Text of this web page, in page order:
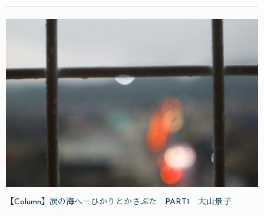
【Column】涙の海へ―ひかりとかさぶた PART1 大山景子